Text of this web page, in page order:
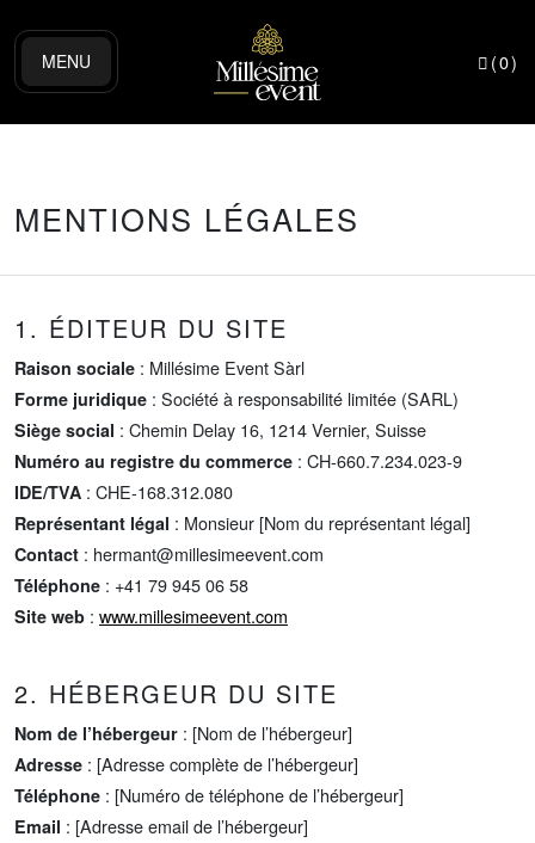
MENU (0)
MENTIONS LÉGALES
1. ÉDITEUR DU SITE
Raison sociale : Millésime Event Sàrl
Forme juridique : Société à responsabilité limitée (SARL)
Siège social : Chemin Delay 16, 1214 Vernier, Suisse
Numéro au registre du commerce : CH-660.7.234.023-9
IDE/TVA : CHE-168.312.080
Représentant légal : Monsieur [Nom du représentant légal]
Contact : hermant@millesimeevent.com
Téléphone : +41 79 945 06 58
Site web : www.millesimeevent.com
2. HÉBERGEUR DU SITE
Nom de l’hébergeur : [Nom de l’hébergeur]
Adresse : [Adresse complète de l’hébergeur]
Téléphone : [Numéro de téléphone de l’hébergeur]
Email : [Adresse email de l’hébergeur]